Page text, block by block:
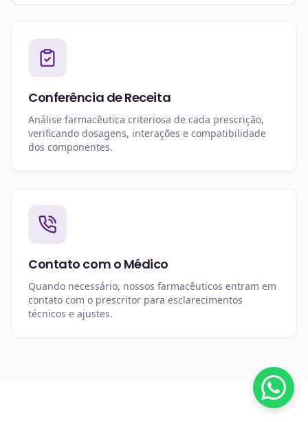
Conferência de Receita
Análise farmacêutica criteriosa de cada prescrição,
verificando dosagens, interações e compatibilidade
dos componentes.
Contato com o Médico
Quando necessário, nossos farmacêuticos entram em
contato com o prescritor para esclarecimentos
técnicos e ajustes.